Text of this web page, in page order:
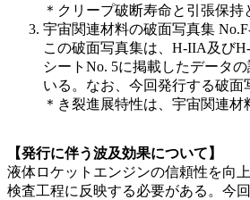
＊クリープ破断寿命と引張保
宇宙関連材料の破面写真集
この破面写真集は、H-IIA及び
シートNo. 5に掲載したデータ
いる。なお、今回発行する破面
＊き裂進展特性は、宇宙関連
【発行に伴う波及効果について】
液体ロケットエンジンの信頼性を向
検査工程に反映する必要がある。今